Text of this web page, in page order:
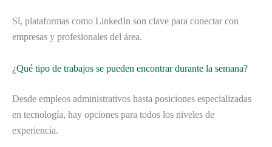
Sí, plataformas como LinkedIn son clave para conectar con
empresas y profesionales del área.
¿Qué tipo de trabajos se pueden encontrar durante la semana?
Desde empleos administrativos hasta posiciones especializadas
en tecnología, hay opciones para todos los niveles de
experiencia.